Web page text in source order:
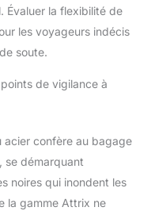
Évaluer la flexibilité de
les voyageurs indécis
soute.
de vigilance à
acier confère au bagage
se démarquant
noires qui inondent les
la gamme Attrix ne